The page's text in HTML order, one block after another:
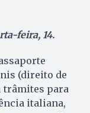
feira, 14.
(direito de
trâmites para
italiana,